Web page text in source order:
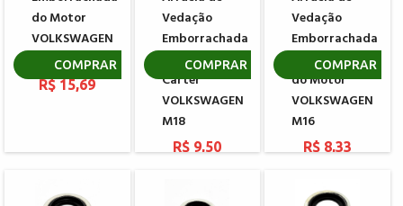
do Motor
VOLKSWAGEN
M24
R$ 15,69
COMPRAR
Vedação
Emborrachada
do Bujão
Carter
VOLKSWAGEN
M18
R$ 9,50
COMPRAR
Vedação
Emborrachada
do Carter
do Motor
VOLKSWAGEN
M16
R$ 8,33
COMPRAR